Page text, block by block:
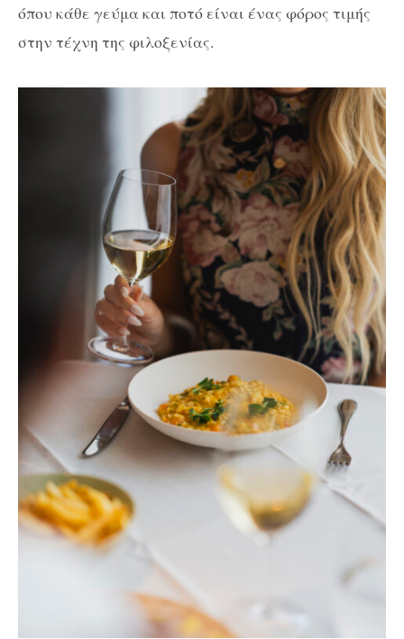
όπου κάθε γεύμα και ποτό είναι ένας φόρος τιμής
στην τέχνη της φιλοξενίας.